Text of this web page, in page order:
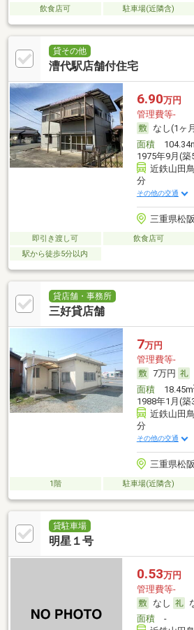
飲食店可 駐車場(近隣含)
貸その他
漕代駅店舗付住宅
6.90万円
管理費等-
なし(1ヶ
面積
1975年9月(築
近鉄山田
分
その他の交通
三重県松
即引き渡し可 飲食店可
駅から徒歩5分以内
貸店舗・事務所
三好貸店舗
7万円
管理費等-
7万円
面積18.45m
1988年1月(
近鉄山田
分
その他の交通
三重県松
1階 駐車場(近隣含)
貸駐車場
明星１号
0.53万円
管理費等-
なし
面積-